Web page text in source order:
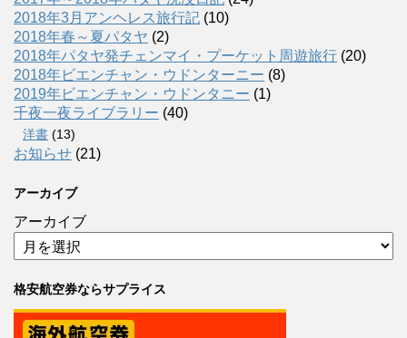
2018年3月アンヘレス旅行記 (10)
2018年春～夏パタヤ (2)
2018年パタヤ発チェンマイ・プーケット周遊旅行 (20)
2018年ビエンチャン・ウドンターニー (8)
2019年ビエンチャン・ウドンタニー (1)
千夜一夜ライブラリー (40)
洋書 (13)
お知らせ (21)
アーカイブ
アーカイブ
格安航空券ならサプライス